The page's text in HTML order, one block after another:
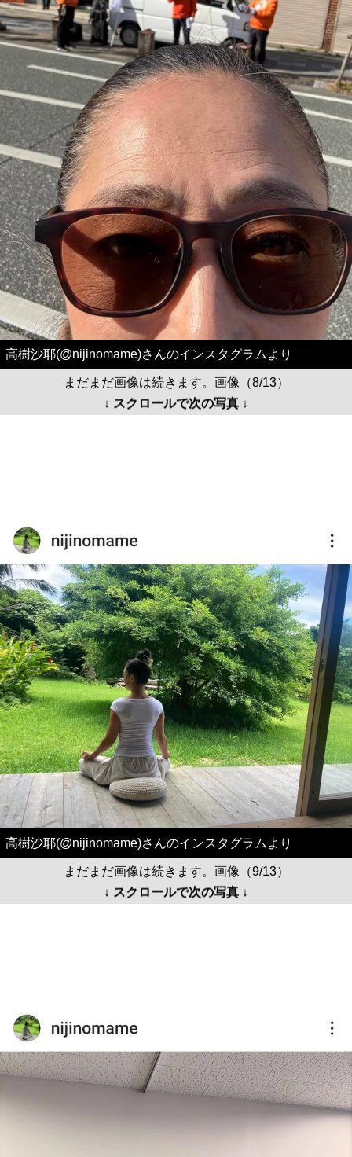
高樹沙耶(@nijinomame)さんのインスタグラムより
まだまだ画像は続きます。画像（8/13）
↓ スクロールで次の写真 ↓
高樹沙耶(@nijinomame)さんのインスタグラムより
まだまだ画像は続きます。画像（9/13）
↓ スクロールで次の写真 ↓